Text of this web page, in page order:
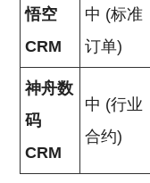
悟空
CRM
中 (标准
订单)
神舟数
码
CRM
中 (行业
合约)